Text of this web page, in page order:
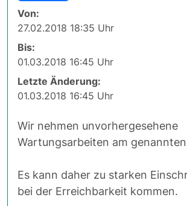
Von:
27.02.2018 18:35 Uhr
Bis:
01.03.2018 16:45 Uhr
Letzte Änderung:
01.03.2018 16:45 Uhr
Wir nehmen unvorhergesehene
Wartungsarbeiten am
Es kann daher zu starken
bei der Erreichbarkeit kommen.